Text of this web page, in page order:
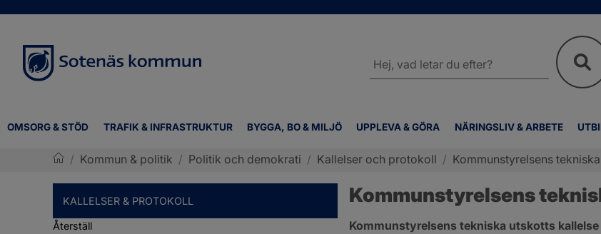
OMSORG & STÖD TRAFIK & INFRASTRUKTUR BYGGA, BO & MILJÖ UPPLEVA & GÖRA NÄRINGSLIV & ARBETE
webbplatsen
/ Kommun & politik / Politik och demokrati / Kallelser och protokoll / Kommunstyrelsens
KALLELSER & PROTOKOLL
Återställ
Kommunstyrelsens
Kommunstyrelsens tekniska utskotts